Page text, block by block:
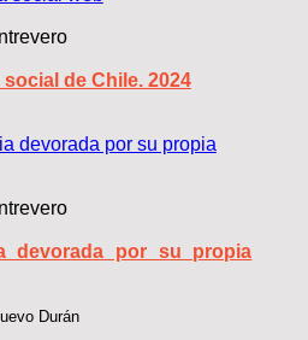
de Chile. 2024
devorada por su propia
Durán